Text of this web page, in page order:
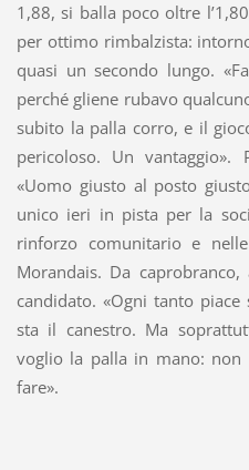
1,88, si balla poco oltre
per ottimo rimbalzista:
quasi un secondo lungo.
perché gliene rubavo
subito la palla corro, e il
pericoloso. Un vantaggio».
«Uomo giusto al posto
unico ieri in pista per la
rinforzo comunitario e
Morandais. Da
candidato. «Ogni tanto
sta il canestro. Ma
voglio la palla in mano:
fare».